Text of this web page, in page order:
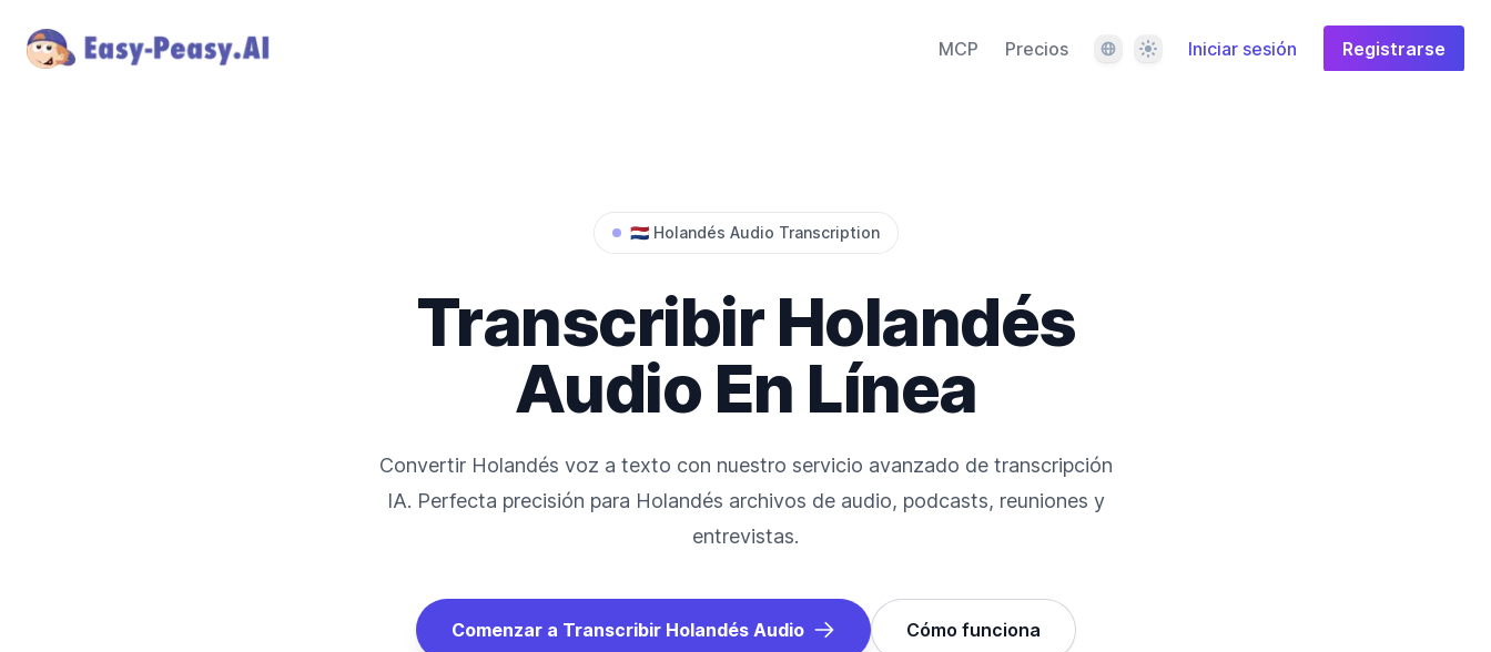
MCP Precios IdiomaTema Iniciar sesión Registrarse
🇳🇱 Holandés Audio Transcription
Transcribir Holandés
Audio En Línea
Convertir Holandés voz a texto con nuestro servicio avanzado de transcripción
IA. Perfecta precisión para Holandés archivos de audio, podcasts, reuniones y
entrevistas.
Comenzar a Transcribir Holandés Audio Cómo funciona